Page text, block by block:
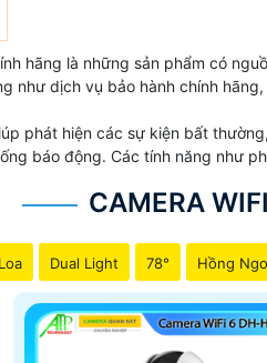
EZVIZ VÀ IMOU
nam có 5 thương hiệu
nói đến camera wifi imou
GIÁ VÀ
650.000
65.000
550.000
hãng là những sản phẩm có
như dịch vụ bảo hành chính
phát hiện các sự kiện bất
báo động. Các tính năng như
CAMERA
Dual Light 78° Hồng